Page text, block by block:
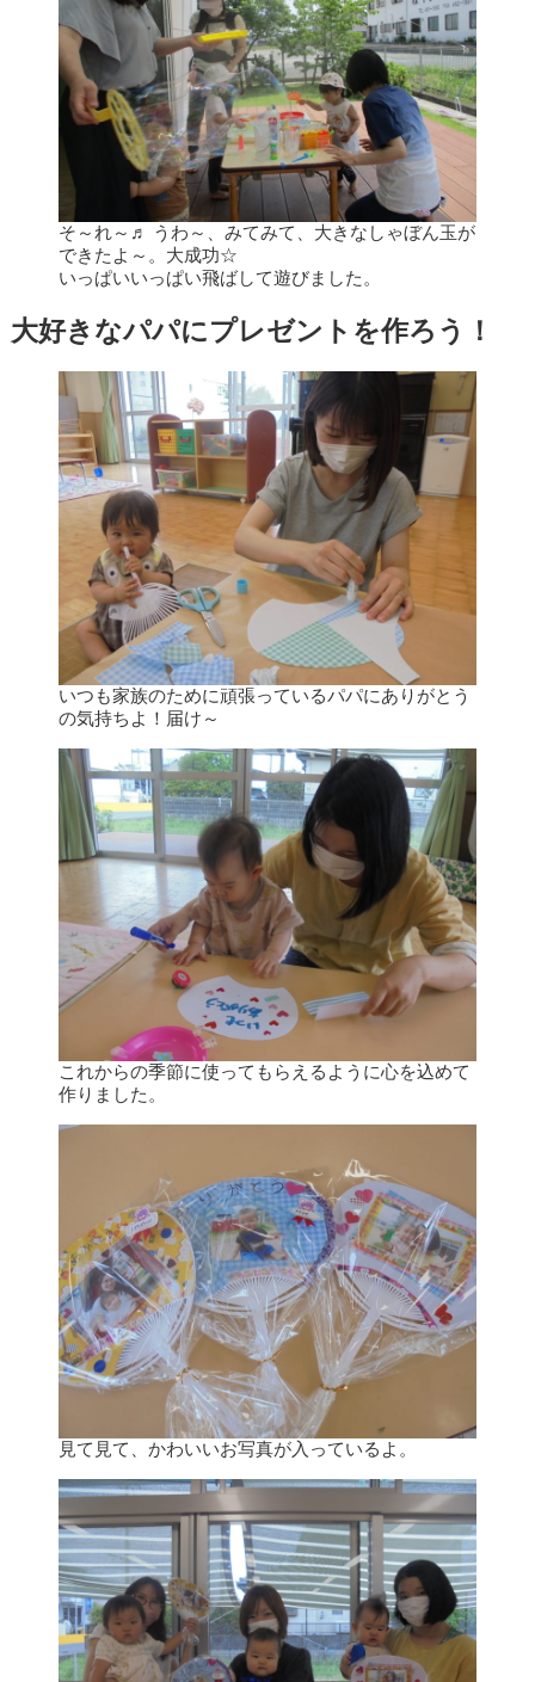
そ～れ～♬ うわ～、みてみて、大きなしゃぼん玉が
できたよ～。大成功☆
いっぱいいっぱい飛ばして遊びました。
大好きなパパにプレゼントを作ろう！
いつも家族のために頑張っているパパにありがとう
の気持ちよ！届け～
これからの季節に使ってもらえるように心を込めて
作りました。
見て見て、かわいいお写真が入っているよ。